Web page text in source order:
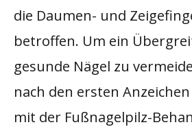
die Daumen- und
betroffen. Um ein
gesunde Nägel zu
nach den ersten
mit der Fußnagelpilz-